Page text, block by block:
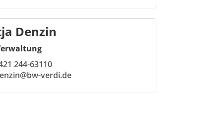
Denzin
244-63110
verdi.de